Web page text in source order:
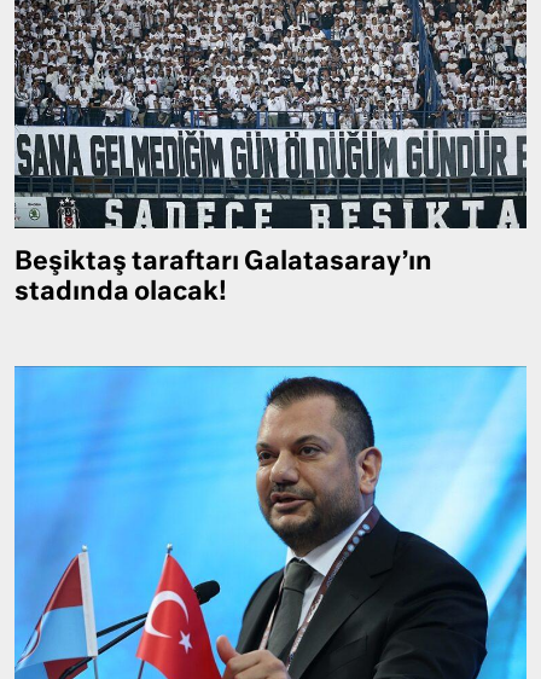
Beşiktaş taraftarı Galatasaray’ın
stadında olacak!